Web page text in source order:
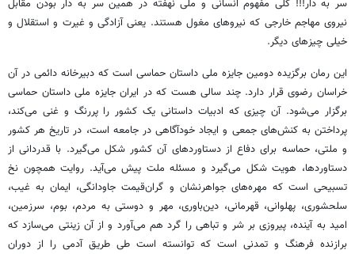
سر به دار!!! کلی مفهوم انسانی و ملی نهفته در همین سر به دار بودن مقابل
نیروی مهاجم خارجی که نیروهای مغول هستند. یعنی آزادگی و غیرت و استقلال و
خیلی چیزهای دیگر.
این رمان برگزیده دومین جایزه ملی داستان حماسی است که دبیرخانه دائمی در آن
خراسان رضوی قرار دارد. چند سالی هست که در ایران جایزه ملی داستان حماسی
برگزار می‌شود. آن چیزی که ادبیات داستانی یک کشور را پررنگ و غنی می‌کند،
پرداختن به کنش‌های جمعی و ایجاد خودآگاهی در جامعه است، در تاریخ هر کشور
و ملتی، حماسه برای دفاع از دستاوردهای آن کشور شکل می‌گیرد. با قدردانی از
دستاوردها، هویت شکل می‌گیرد و مسئله ملت پیش می‌آید. روایت همچون نخ
تسبیحی است که مهره‌های جواهرنشان و گران‌قیمت جاودانگی، ایمان به غیب،
سلحشوری، پهلوانی، قهرمانی، دین‌باوری، مهر و دوستی به مردم، بوم، سرزمین،
امید به آینده، پیروزی بر شر و تباهی را گرد هم می‌آورد و از آن زینتی می‌سازد که
برازنده فرهنگ و تمدنی است که توانسته است طی طریق آدمی را از دوران